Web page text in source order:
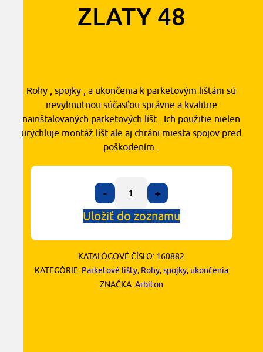
ZLATY 48
Rohy , spojky , a ukončenia k parketovým lištám sú
nevyhnutnou súčasťou správne a kvalitne
nainštalovaných parketových líšt . Ich použitie nielen
urýchluje montáž líšt ale aj chráni miesta spojov pred
poškodením .
-
+
Uložiť do zoznamu
KATALÓGOVÉ ČÍSLO: 160882
KATEGÓRIE: Parketové lišty, Rohy, spojky, ukončenia
ZNAČKA:Arbiton